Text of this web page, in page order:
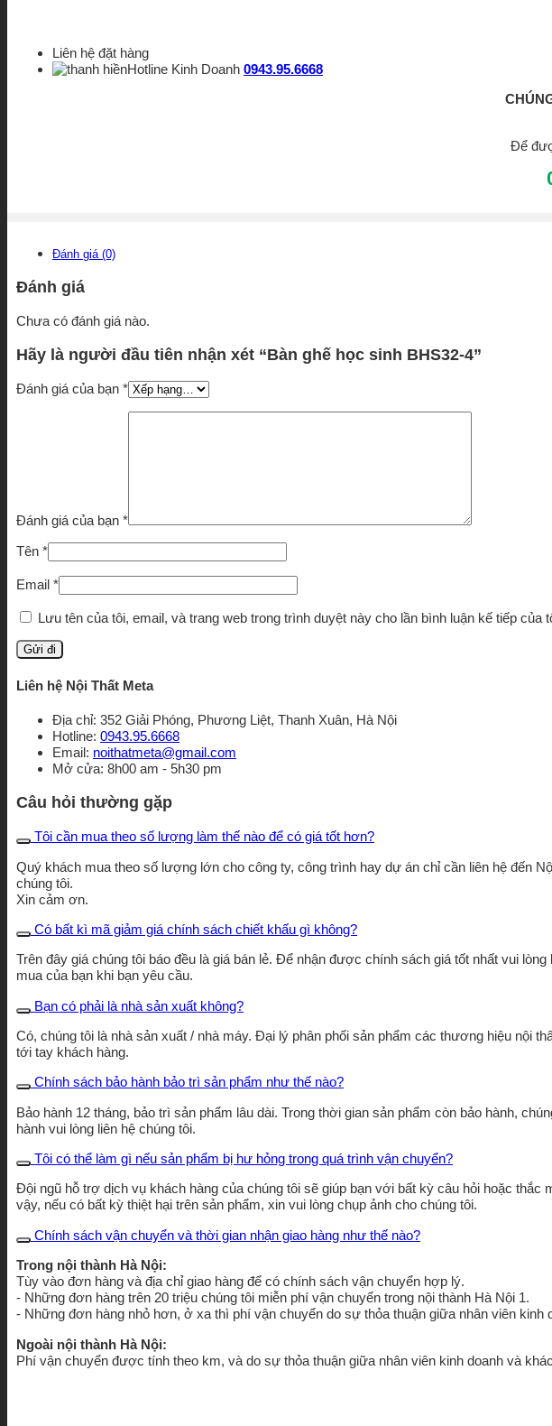
Liên hệ đặt hàng
Hotline Kinh Doanh 0943.95.6668
Để
Đánh giá (0)
Đánh giá
Chưa có đánh giá nào.
Hãy là người đầu tiên nhận xét “Bàn ghế học sinh BHS32-4”
Đánh giá của bạn *
Đánh giá của bạn *
Tên *
Email *
Lưu tên của tôi, email, và trang web trong trình duyệt này cho lần bình luận kế tiếp của
Liên hệ Nội Thất Meta
Địa chỉ: 352 Giải Phóng, Phương Liệt, Thanh Xuân, Hà Nội
Hotline: 0943.95.6668
Email: noithatmeta@gmail.com
Mở cửa: 8h00 am - 5h30 pm
Câu hỏi thường gặp
Tôi cần mua theo số lượng làm thế nào để có giá tốt hơn?
Quý khách mua theo số lượng lớn cho công ty, công trình hay dự án chỉ cần liên hệ đến
chúng tôi.
Xin cảm ơn.
Có bất kì mã giảm giá chính sách chiết khấu gì không?
Trên đây giá chúng tôi báo đều là giá bán lẻ. Để nhận được chính sách giá tốt nhất vui
mua của bạn khi bạn yêu cầu.
Bạn có phải là nhà sản xuất không?
Có, chúng tôi là nhà sản xuất / nhà máy. Đại lý phân phối sản phẩm các thương hiệu nội
tới tay khách hàng.
Chính sách bảo hành bảo trì sản phẩm như thế nào?
Bảo hành 12 tháng, bảo trì sản phẩm lâu dài. Trong thời gian sản phẩm còn bảo hành,
hành vui lòng liên hệ chúng tôi.
Tôi có thể làm gì nếu sản phẩm bị hư hỏng trong quá trình vận chuyển?
Đội ngũ hỗ trợ dịch vụ khách hàng của chúng tôi sẽ giúp bạn với bất kỳ câu hỏi hoặc
vậy, nếu có bất kỳ thiệt hại trên sản phẩm, xin vui lòng chụp ảnh cho chúng tôi.
Chính sách vận chuyển và thời gian nhận giao hàng như thế nào?
Trong nội thành Hà Nội:
Tùy vào đơn hàng và địa chỉ giao hàng để có chính sách vận chuyển hợp lý.
- Những đơn hàng trên 20 triệu chúng tôi miễn phí vận chuyển trong nội thành Hà Nội 1.
- Những đơn hàng nhỏ hơn, ở xa thì phí vận chuyển do sự thỏa thuận giữa nhân viên kinh
Ngoài nội thành Hà Nội:
Phí vận chuyển được tính theo km, và do sự thỏa thuận giữa nhân viên kinh doanh và